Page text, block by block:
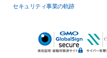
セキュリティ事業の軌跡